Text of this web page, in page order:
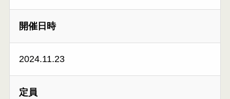
開催日時
2024.11.23
定員